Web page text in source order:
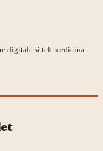
digitale si telemedicina.